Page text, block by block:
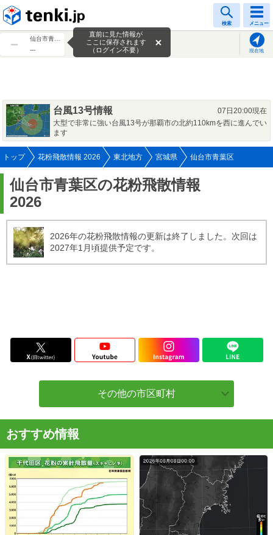
検索 メニュー
---
現在地
直前に見た情報が
ここに保存されます
（ログイン不要）
台風13号情報
07日20:00現在
大型で非常に強い台風13号が那覇市の北約110kmを西に進んでい
ます
トップ 花粉飛散情報 2026 東北地方 宮城県 仙台市青葉区
仙台市青葉区の花粉飛散情報
2026
2026年の花粉飛散情報の更新は終了しました。次回は
2027年1月頃提供予定です。
その他の市区町村
おすすめ情報